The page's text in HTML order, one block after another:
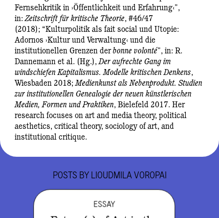
Fernsehkritik in ›Öffentlichkeit und Erfahrung‹”,
in:Zeitschrift für kritische Theorie, #46/47
(2018); “Kulturpolitik als fait social und Utopie:
Adornos ›Kultur und Verwaltung‹ und die
institutionellen Grenzen derbonne volonté”, in: R.
Dannemann et al. (Hg.), Der aufrechte Gang im
windschiefen Kapitalismus. Modelle kritischen Denkens,
Wiesbaden 2018; Medienkunst als Nebenprodukt. Studien
zur institutionellen Genealogie der neuen künstlerischen
Medien, Formen und Praktiken, Bielefeld 2017. Her
research focuses on art and media theory, political
aesthetics, critical theory, sociology of art, and
institutional critique.
POSTS BY LIOUDMILA VOROPAI
ESSAY